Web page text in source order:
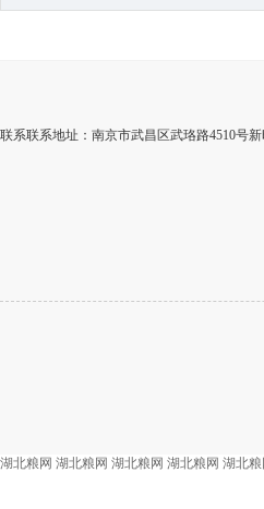
联系联系地址：南京市武昌区武珞路4510号
湖北粮网 湖北粮网 湖北粮网 湖北粮网 湖北粮